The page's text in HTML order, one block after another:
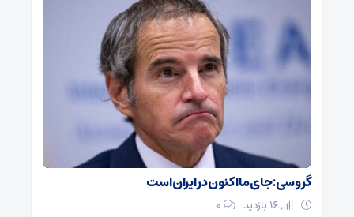
گروسی: جای ما اکنون در ایران است
۰